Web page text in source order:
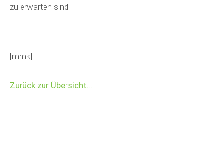
zu erwarten sind.
[mmk]
Zurück zur Übersicht...